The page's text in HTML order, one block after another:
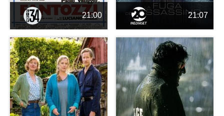
21:00 21:07